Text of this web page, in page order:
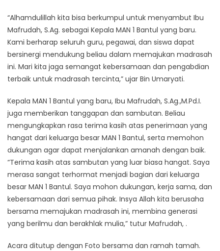
“Alhamdulillah kita bisa berkumpul untuk menyambut Ibu
Mafrudah, S.Ag. sebagai Kepala MAN 1 Bantul yang baru.
Kami berharap seluruh guru, pegawai, dan siswa dapat
bersinergi mendukung beliau dalam memajukan madrasah
ini. Mari kita jaga semangat kebersamaan dan pengabdian
terbaik untuk madrasah tercinta,” ujar Bin Umaryati.
Kepala MAN 1 Bantul yang baru, Ibu Mafrudah, S.Ag.,M.Pd.I.
juga memberikan tanggapan dan sambutan. Beliau
mengungkapkan rasa terima kasih atas penerimaan yang
hangat dari keluarga besar MAN 1 Bantul, serta memohon
dukungan agar dapat menjalankan amanah dengan baik.
“Terima kasih atas sambutan yang luar biasa hangat. Saya
merasa sangat terhormat menjadi bagian dari keluarga
besar MAN 1 Bantul. Saya mohon dukungan, kerja sama, dan
kebersamaan dari semua pihak. Insya Allah kita berusaha
bersama memajukan madrasah ini, membina generasi
yang berilmu dan berakhlak mulia,” tutur Mafrudah, .
Acara ditutup dengan Foto bersama dan ramah tamah.